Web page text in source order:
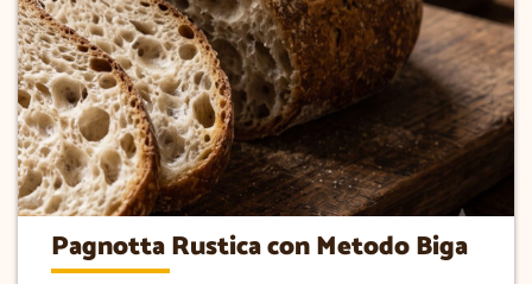
Pagnotta Rustica con Metodo Biga